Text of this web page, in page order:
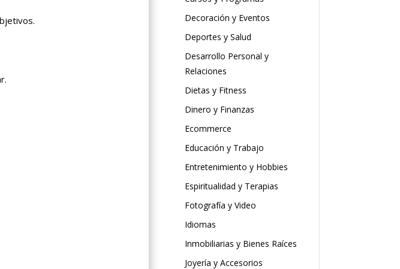
Decoración y Eventos
Deportes y Salud
Desarrollo Personal y
Relaciones
Dietas y Fitness
Dinero y Finanzas
Ecommerce
Educación y Trabajo
Entretenimiento y Hobbies
Espiritualidad y Terapias
Fotografía y Video
Idiomas
Inmobiliarias y Bienes Raíces
Joyería y Accesorios